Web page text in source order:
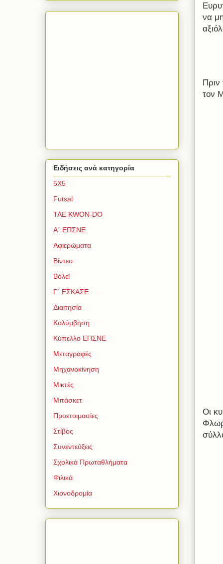
να
Πριν
τον
Οι
Ειδήσεις ανά κατηγορία
5Χ5
Futsal
TAE KWON-DO
Α΄ ΕΠΣΝΕ
Αφιερώματα
Βίντεο
Βόλεϊ
Γ΄ ΕΣΚΑΣΕ
Διαιτησία
Κολύμβηση
Κύπελλο ΕΠΣΝΕ
Μεταγραφές
Μηχανοκίνηση
Μικτές
Μπάσκετ
Προετοιμασίες
Στίβος
Συνεντεύξεις
Σχολικά Πρωταθλήματα
Φιλικά
Χιονοδρομία